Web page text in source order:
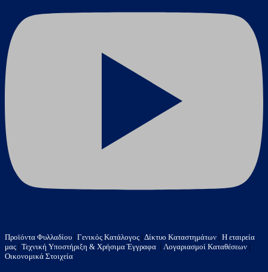
Προϊόντα Φυλλαδίου | Γενικός Κατάλογος | Δίκτυο Καταστημάτων | Η εταιρεία
μας | Τεχνική Υποστήριξη & Χρήσιμα Έγγραφα | Λογαριασμοί Καταθέσεων |
Οικονομικά Στοιχεία